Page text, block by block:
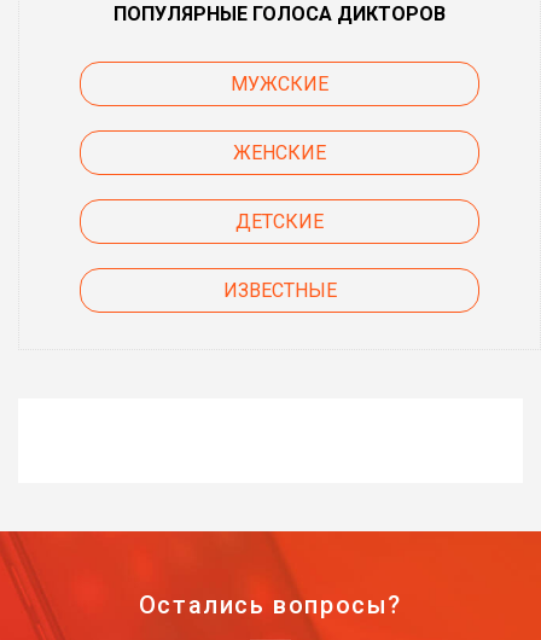
ПОПУЛЯРНЫЕ ГОЛОСА ДИКТОРОВ
МУЖСКИЕ
ЖЕНСКИЕ
ДЕТСКИЕ
ИЗВЕСТНЫЕ
Остались вопросы?